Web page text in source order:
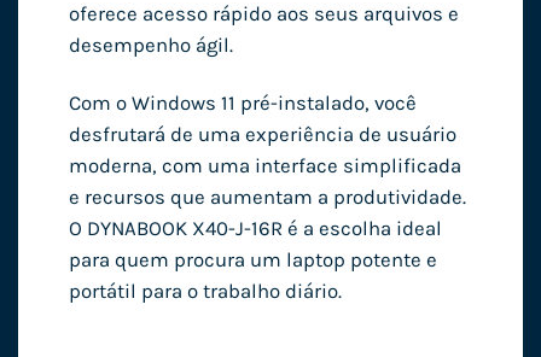
oferece acesso rápido aos seus arquivos e
desempenho ágil.
Com o Windows 11 pré-instalado, você
desfrutará de uma experiência de usuário
moderna, com uma interface simplificada
e recursos que aumentam a produtividade.
O DYNABOOK X40-J-16R é a escolha ideal
para quem procura um laptop potente e
portátil para o trabalho diário.